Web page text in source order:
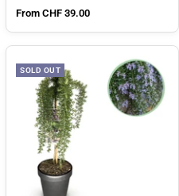
Sale price
From CHF 39.00
SOLD OUT